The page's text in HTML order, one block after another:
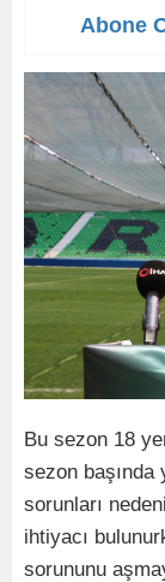
Abone
Bu sezon 18
sezon başında
sorunları
ihtiyacı
sorununu